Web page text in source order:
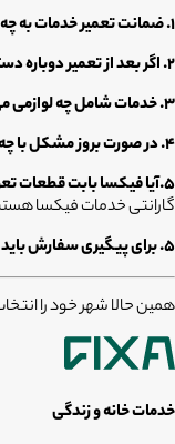
۱. ضمانت تعمیر خدمات به چه صورت است؟
۲. اگر بعد از تعمیر دوباره دستگاه خراب شود چه می‌شود؟
۳. خدمات شامل چه لوازمی می‌شود؟
۴. در صورت بروز مشکل با چه کسی تماس بگیرم؟
5.آیا فیکسا بابت قطعات تعویض شده ضمانت می‌دهد؟
گارانتی خدمات فیکسا
۵. برای پیگیری سفارش باید با فیکسا تماس بگیرم یا ۱۶۹۹؟
همین حالا شهر خود را
خدمات خانه و زندگی